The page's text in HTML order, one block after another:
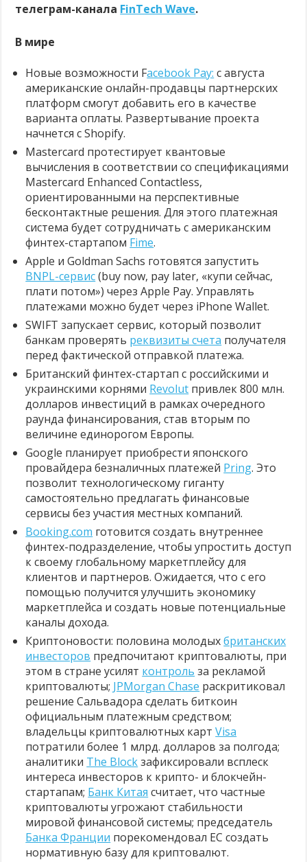
телеграм-канала FinTech Wave.
В мире
Новые возможности Facebook Pay: с августа
американские онлайн-продавцы партнерских
платформ смогут добавить его в качестве
варианта оплаты. Развертывание проекта
начнется с Shopify.
Mastercard протестирует квантовые
вычисления в соответствии со спецификациями
Mastercard Enhanced Contactless,
ориентированными на перспективные
бесконтактные решения. Для этого платежная
система будет сотрудничать с американским
финтех-стартапом Fime.
Apple и Goldman Sachs готовятся запустить
BNPL-сервис(buy now, pay later, «купи сейчас,
плати потом») через Apple Pay. Управлять
платежами можно будет через iPhone Wallet.
SWIFT запускает сервис, который позволит
банкам проверять реквизиты счета получателя
перед фактической отправкой платежа.
Британский финтех-стартап с российскими и
украинскими корнями Revolut привлек 800 млн.
долларов инвестиций в рамках очередного
раунда финансирования, став вторым по
величине единорогом Европы.
Google планирует приобрести японского
провайдера безналичных платежей Pring. Это
позволит технологическому гиганту
самостоятельно предлагать финансовые
сервисы без участия местных компаний.
Booking.com готовится создать внутреннее
финтех-подразделение, чтобы упростить доступ
к своему глобальному маркетплейсу для
клиентов и партнеров. Ожидается, что с его
помощью получится улучшить экономику
маркетплейса и создать новые потенциальные
каналы дохода.
Криптоновости: половина молодыхбританских
инвесторов предпочитают криптовалюты, при
этом в стране усилят контроль за рекламой
криптовалюты; JPMorgan Chase раскритиковал
решение Сальвадора сделать биткоин
официальным платежным средством;
владельцы криптовалютных картVisa
потратили более 1 млрд. долларов за полгода;
аналитики The Blockзафиксировали всплеск
интереса инвесторов к крипто- и блокчейн-
стартапам; Банк Китая считает, что частные
криптовалюты угрожают стабильности
мировой финансовой системы; председатель
Банка Франции порекомендовал ЕС создать
нормативную базу для криптовалют.